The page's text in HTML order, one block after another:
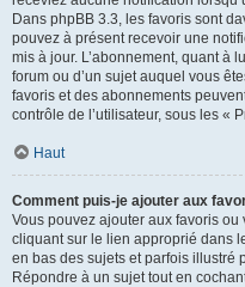
Dans phpBB 3.3, les favoris sont
pouvez à présent recevoir une
mis à jour. L’abonnement, quant à
forum ou d’un sujet auquel vous
favoris et des abonnements
contrôle de l’utilisateur, sous les «
Haut
Comment puis-je ajouter aux
Vous pouvez ajouter aux favoris
cliquant sur le lien approprié dans
en bas des sujets et parfois illustré
Répondre à un sujet tout en